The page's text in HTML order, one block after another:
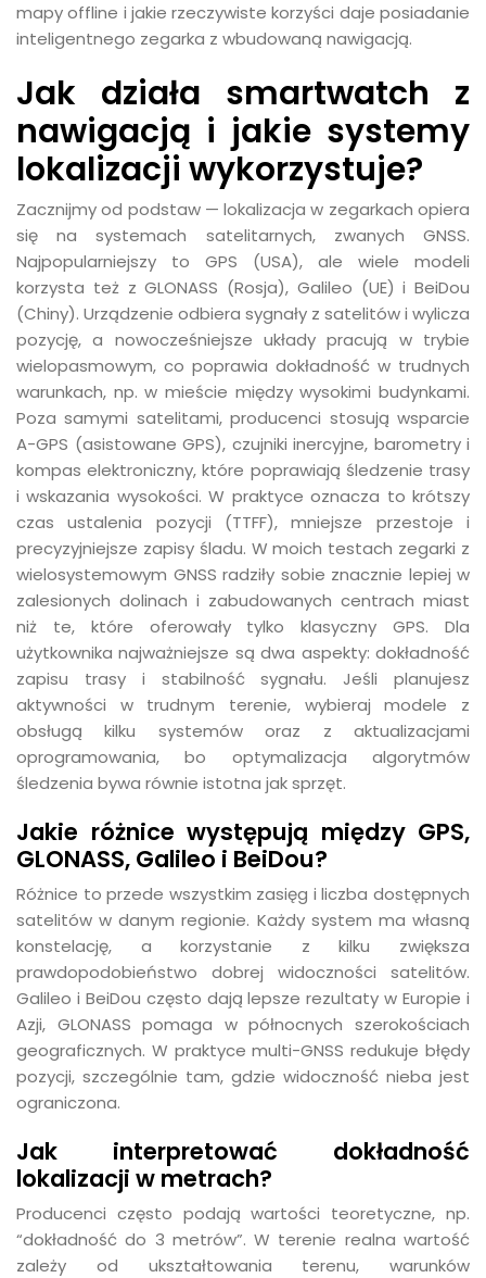
mapy offline i jakie rzeczywiste korzyści daje posiadanie
inteligentnego zegarka z wbudowaną nawigacją.
Jak działa smartwatch z
nawigacją i jakie systemy
lokalizacji wykorzystuje?
Zacznijmy od podstaw — lokalizacja w zegarkach opiera
się na systemach satelitarnych, zwanych GNSS.
Najpopularniejszy to GPS (USA), ale wiele modeli
korzysta też z GLONASS (Rosja), Galileo (UE) i BeiDou
(Chiny). Urządzenie odbiera sygnały z satelitów i wylicza
pozycję, a nowocześniejsze układy pracują w trybie
wielopasmowym, co poprawia dokładność w trudnych
warunkach, np. w mieście między wysokimi budynkami.
Poza samymi satelitami, producenci stosują wsparcie
A-GPS (asistowane GPS), czujniki inercyjne, barometry i
kompas elektroniczny, które poprawiają śledzenie trasy
i wskazania wysokości. W praktyce oznacza to krótszy
czas ustalenia pozycji (TTFF), mniejsze przestoje i
precyzyjniejsze zapisy śladu. W moich testach zegarki z
wielosystemowym GNSS radziły sobie znacznie lepiej w
zalesionych dolinach i zabudowanych centrach miast
niż te, które oferowały tylko klasyczny GPS. Dla
użytkownika najważniejsze są dwa aspekty: dokładność
zapisu trasy i stabilność sygnału. Jeśli planujesz
aktywności w trudnym terenie, wybieraj modele z
obsługą kilku systemów oraz z aktualizacjami
oprogramowania, bo optymalizacja algorytmów
śledzenia bywa równie istotna jak sprzęt.
Jakie różnice występują między GPS,
GLONASS, Galileo i BeiDou?
Różnice to przede wszystkim zasięg i liczba dostępnych
satelitów w danym regionie. Każdy system ma własną
konstelację, a korzystanie z kilku zwiększa
prawdopodobieństwo dobrej widoczności satelitów.
Galileo i BeiDou często dają lepsze rezultaty w Europie i
Azji, GLONASS pomaga w północnych szerokościach
geograficznych. W praktyce multi-GNSS redukuje błędy
pozycji, szczególnie tam, gdzie widoczność nieba jest
ograniczona.
Jak interpretować dokładność
lokalizacji w metrach?
Producenci często podają wartości teoretyczne, np.
“dokładność do 3 metrów”. W terenie realna wartość
zależy od ukształtowania terenu, warunków